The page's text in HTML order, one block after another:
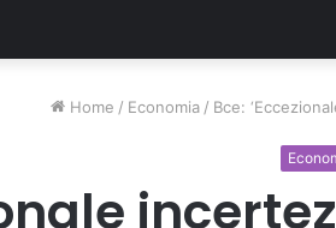
Home / Economia / Bce: